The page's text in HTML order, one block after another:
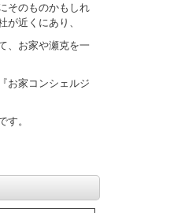
そのものかもしれ
近くにあり、
、お家や瀬克を一
お家コンシェルジ
す。